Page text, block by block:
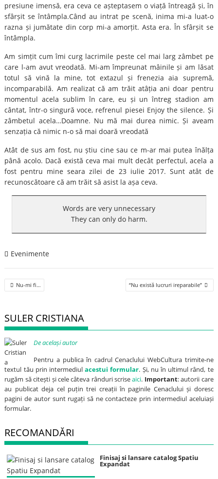
presiune imensă, era ceva ce așteptasem o viață întreagă și, în
sfârșit se întâmpla.Când au intrat pe scenă, inima mi-a luat-o
razna și jumătate din corp mi-a amorțit. Asta era. În sfârșit se
întâmpla.
Am simțit cum îmi curg lacrimile peste cel mai larg zâmbet pe
care l-am avut vreodată. Mi-am împreunat mâinile și am lăsat
totul să vină la mine, tot extazul și frenezia aia supremă,
incomparabilă. Am realizat că am trăit atâția ani doar pentru
momentul acela sublim în care, eu și un întreg stadion am
cântat, într-o singură voce, refrenul piesei Enjoy the silence. Și
zâmbetul acela…Doamne. Nu mă mai durea nimic. Și aveam
senzația că nimic n-o să mai doară vreodată
Atât de sus am fost, nu știu cine sau ce m-ar mai putea înălța
până acolo. Dacă există ceva mai mult decât perfectul, acela a
fost pentru mine seara zilei de 23 iulie 2017. Sunt atât de
recunoscătoare că am trăit să asist la așa ceva.
Words are very unnecessary
They can only do harm.
Evenimente
Post
navigation
Nu-mi fi… “Nu există lucruri ireparabile”
SULER CRISTIANA
De același autor
Pentru a publica în cadrul Cenaclului WebCultura trimite-ne
textul tău prin intermediulacestui formular. Și, nu în ultimul rând, te
rugăm să citești și cele câteva rânduri scriseaici. Important: autorii care
au publicat deja cel puțin trei creații în paginile Cenaclului și doresc
pagini de autor sunt rugați să ne contacteze prin intermediul aceluiași
formular.
RECOMANDĂRI
Finisaj si lansare catalog Spatiu
Expandat